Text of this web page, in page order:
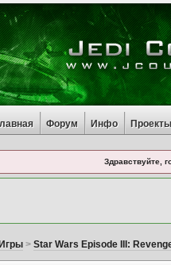
Форум Инфо
Здравствуйте,
Игры >Star Wars Episode III: